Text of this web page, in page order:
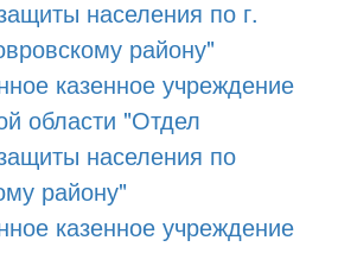
населения по г.
району"
казенное учреждение
области "Отдел
населения по
району"
казенное учреждение